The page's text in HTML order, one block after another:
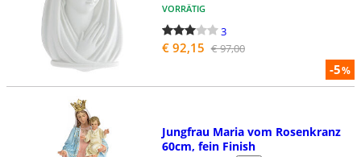
-5%
VORRÄTIG
3
€ 92,15 € 97,00
Jungfrau Maria vom Rosenkranz
60cm, fein Finish